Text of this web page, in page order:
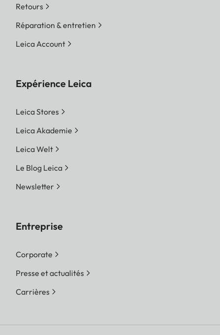
Retours
Réparation & entretien
Leica Account
Expérience Leica
Leica Stores
Leica Akademie
Leica Welt
Le Blog Leica
Newsletter
Entreprise
Corporate
Presse et actualités
Carrières